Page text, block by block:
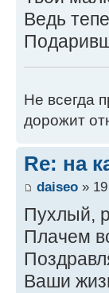
Ведь
Не всегда
дорожит
Re: на
daiseo »
Пухлый,
Плачем
Ваши